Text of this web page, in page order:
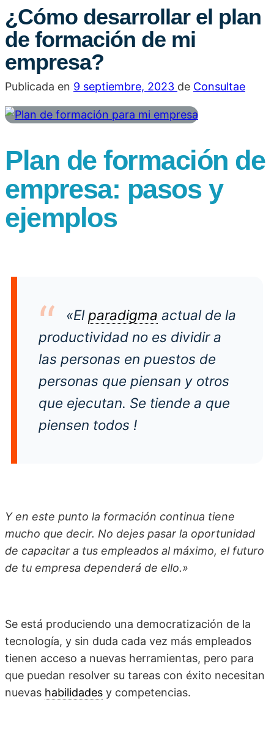
¿Cómo desarrollar el plan
de formación de mi
empresa?
Publicada en 9 septiembre, 2023 de Consultae
Plan de formación de
empresa: pasos y
ejemplos
«El paradigma actual de la
productividad no es dividir a
las personas en puestos de
personas que piensan y otros
que ejecutan. Se tiende a que
piensen todos !
Y en este punto la formación continua tiene
mucho que decir. No dejes pasar la oportunidad
de capacitar a tus empleados al máximo, el futuro
de tu empresa dependerá de ello.»
Se está produciendo una democratización de la
tecnología, y sin duda cada vez más empleados
tienen acceso a nuevas herramientas, pero para
que puedan resolver su tareas con éxito necesitan
nuevas habilidades y competencias.